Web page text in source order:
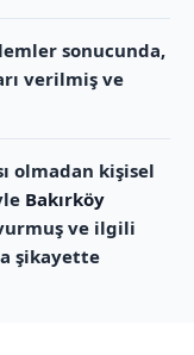
sonucunda,
verilmiş ve
olmadan kişisel
Bakırköy
ve ilgili
şikayette